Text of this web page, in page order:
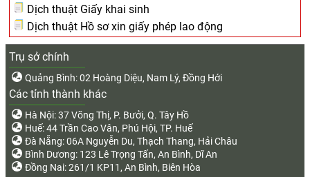
Dịch thuật Giấy khai sinh
Dịch thuật Hồ sơ xin giấy phép lao động
Trụ sở chính
Quảng Bình: 02 Hoàng Diệu, Nam Lý, Đồng Hới
Các tỉnh thành khác
Hà Nội: 37 Võng Thị, P. Bưởi, Q. Tây Hồ
Huế: 44 Trần Cao Vân, Phú Hội, TP. Huế
Đà Nẵng: 06A Nguyễn Du, Thạch Thang, Hải Châu
Bình Dương: 123 Lê Trọng Tấn, An Bình, Dĩ An
Đồng Nai: 261/1 KP11, An Bình, Biên Hòa